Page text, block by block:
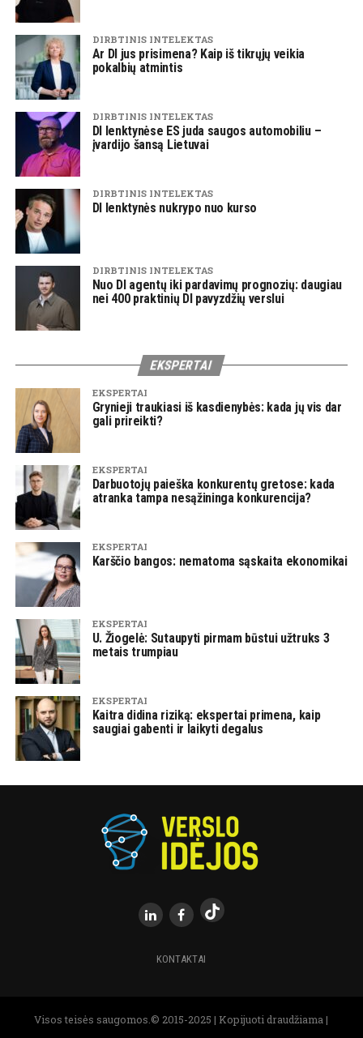
DIRBTINIS INTELEKTAS
Ar DI jus prisimena? Kaip iš tikrųjų veikia
pokalbių atmintis
DIRBTINIS INTELEKTAS
DI lenktynėse ES juda saugos automobiliu –
įvardijo šansą Lietuvai
DIRBTINIS INTELEKTAS
DI lenktynės nukrypo nuo kurso
DIRBTINIS INTELEKTAS
Nuo DI agentų iki pardavimų prognozių: daugiau
nei 400 praktinių DI pavyzdžių verslui
EKSPERTAI
EKSPERTAI
Grynieji traukiasi iš kasdienybės: kada jų vis dar
gali prireikti?
EKSPERTAI
Darbuotojų paieška konkurentų gretose: kada
atranka tampa nesąžininga konkurencija?
EKSPERTAI
Karščio bangos: nematoma sąskaita ekonomikai
EKSPERTAI
U. Žiogelė: Sutaupyti pirmam būstui užtruks 3
metais trumpiau
EKSPERTAI
Kaitra didina riziką: ekspertai primena, kaip
saugiai gabenti ir laikyti degalus
KONTAKTAI
Visos teisės saugomos.© 2015-2025 | Kopijuoti draudžiama |